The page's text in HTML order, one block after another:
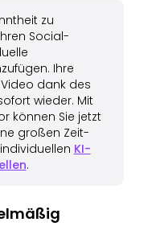
zu
Social-
Ihre
dank des
wieder. Mit
können Sie jetzt
großen Zeit-
KI-
.